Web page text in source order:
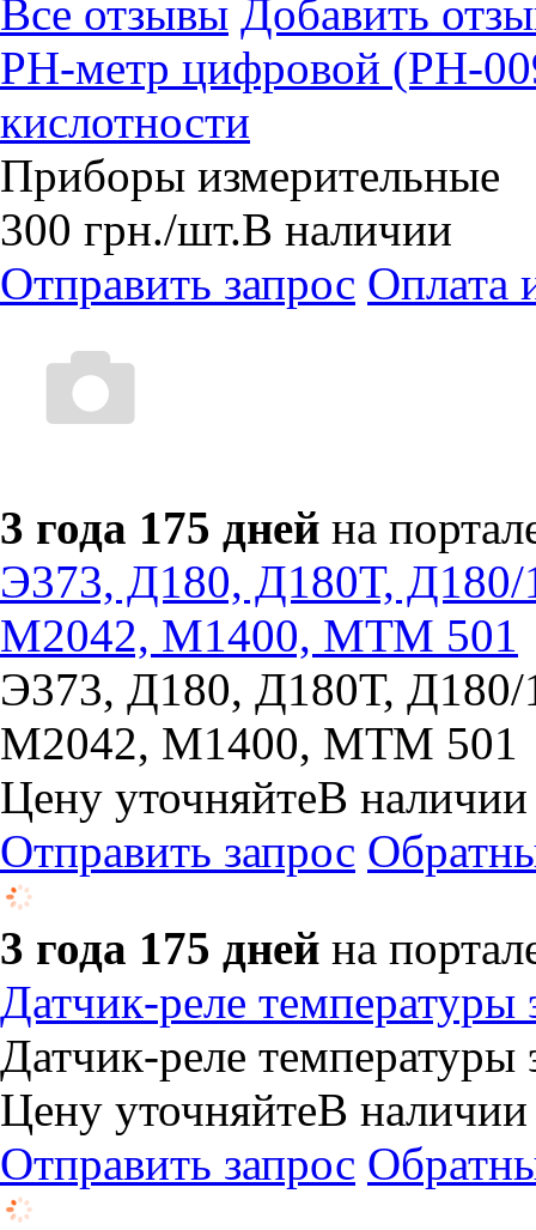
Все отзывы Добавить
PH-метр цифровой (PН-
кислотности
Приборы измерительные
300 грн./шт.В наличии
Отправить запрос Оплата
3 года 175 дней на
Э373, Д180, Д180Т,
М2042, М1400, МТМ 501
Э373, Д180, Д180Т,
М2042, М1400, МТМ 501
Цену уточняйтеВ наличии
Отправить запрос
3 года 175 дней на
Датчик-реле
Датчик-реле
Цену уточняйтеВ наличии
Отправить запрос